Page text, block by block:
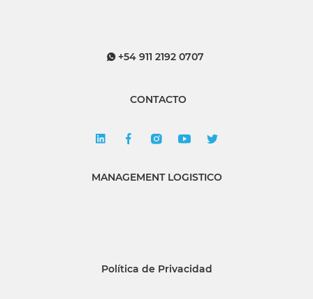
+54 911 2192 0707
CONTACTO
MANAGEMENT LOGISTICO
Política de Privacidad